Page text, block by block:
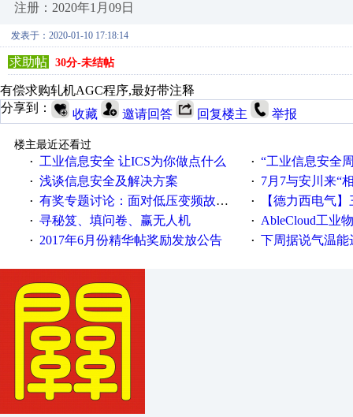
注册：2020年1月09日
发表于：2020-01-10 17:18:14
求助帖 30分-未结帖
有偿求购轧机AGC程序,最好带注释
分享到：
收藏 邀请回答 回复楼主 举报
楼主最近还看过
·
工业信息安全 让ICS为你做点什么 · “工业信息安全周之我见”
· 浅谈信息安全及解决方案 · 7月7与安川来“
· 有奖专题讨论：面对低压变频故障，老手是这样解决的！ · 【德力西电气】三
· 寻秘笈、填问卷、赢无人机 · AbleCloud工业物联
· 2017年6月份精华帖奖励发放公告 · 下周据说气温能